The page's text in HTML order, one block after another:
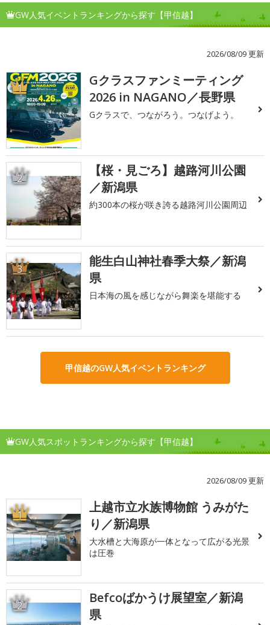
GW人気イベントランキングから探す【甲信越】
2026/08/09 更新
1
Gクラスファンミーティング
2026 in NAGANO／長野県
Gクラスで、つながろう。つなげよう。
2
【桜・見ごろ】越路河川公園
／新潟県
約300本の桜が咲き誇る越路河川公園周辺
3
能生白山神社春季大祭／新潟
県
日本海の風を感じながら舞楽を堪能する
甲信越のGW人気イベントランキング
GW人気スポットランキングから探す【甲信越】
2026/08/09 更新
1
上越市立水族博物館 うみがた
り／新潟県
大水槽と大海原が一体となって広がる光景
は圧巻
2
Befcoばかうけ展望室／新潟
県